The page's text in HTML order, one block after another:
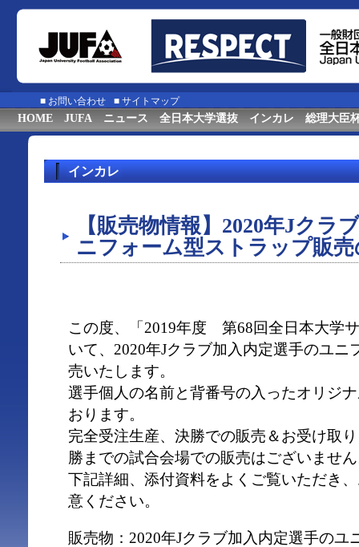
■ お問い合わせ ■ サイトマップ
HOME JUFA ニュース 全日本大学選抜 インカレ 総理大臣
インカレ
【販売物情報】2020年Jク
ニフォーム型ストラップ販
この度、「2019年度 第68回全日本大学
いて、2020年Jクラブ加入内定選手のユニ
売いたします。
選手個人の名前と背番号の入ったオリジ
おります。
完全受注生産、決勝での販売＆お受け取
勝までの試合会場での販売はございませ
下記詳細、添付資料をよくご覧いただき
意ください。
販売物：2020年Jクラブ加入内定選手のユ